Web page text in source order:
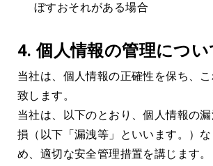
ぼすおそれがある場合
4.個人情報の管理につい
当社は、個人情報の正確性を保ち、
致します。
当社は、以下のとおり、個人情報の
損（以下「漏洩等」といいます。）
め、適切な安全管理措置を講じます。